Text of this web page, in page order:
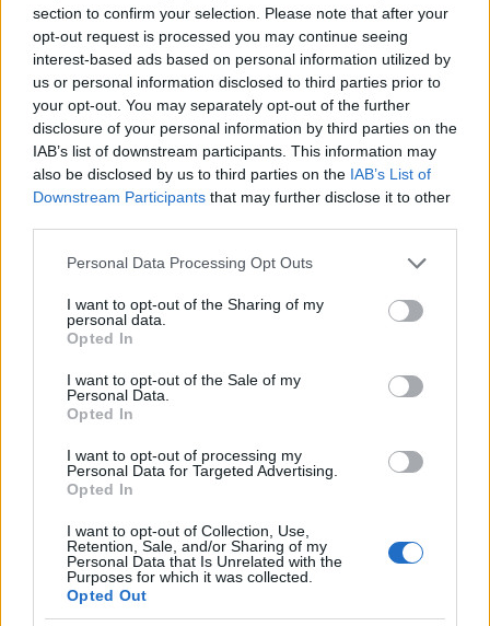
section to confirm your selection. Please note that after your
opt-out request is processed you may continue seeing
interest-based ads based on personal information utilized by
us or personal information disclosed to third parties prior to
your opt-out. You may separately opt-out of the further
disclosure of your personal information by third parties on the
IAB’s list of downstream participants. This information may
also be disclosed by us to third parties on the IAB’s List of
Downstream Participants that may further disclose it to other
Please note that this website/app uses one or more Google
not limited to your visit or usage behaviour. You may click to
grant or deny consent to Google and its third-party tags to
use your data for below specified purposes in below Google
consent section.
Personal Data Processing Opt Outs
I want to opt-out of the Sharing of my
personal data.
Opted In
I want to opt-out of the Sale of my
Personal Data.
Opted In
I want to opt-out of processing my
Personal Data for Targeted Advertising.
Opted In
I want to opt-out of Collection, Use,
Retention, Sale, and/or Sharing of my
Personal Data that Is Unrelated with the
Purposes for which it was collected.
Opted Out